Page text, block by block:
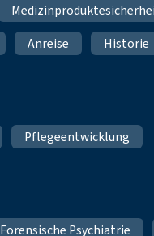
Anreise Historie
Pflegeentwicklung
Forensische Psychiatrie